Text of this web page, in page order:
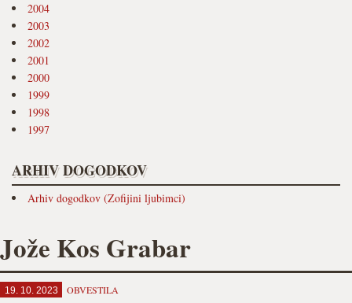
2004
2003
2002
2001
2000
1999
1998
1997
ARHIV DOGODKOV
Arhiv dogodkov (Zofijini ljubimci)
Jože Kos Grabar
19. 10. 2023 OBVESTILA